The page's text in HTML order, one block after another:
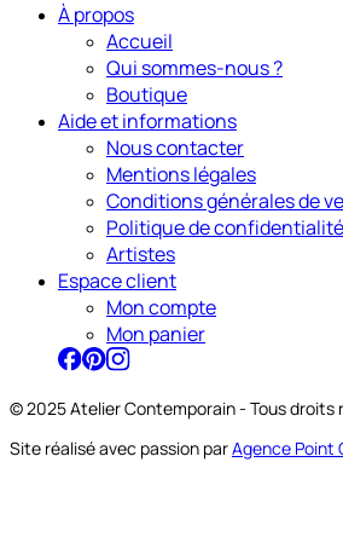
À propos
Accueil
Qui sommes-nous ?
Boutique
Aide et informations
Nous contacter
Mentions légales
Conditions générales de
Politique de confidentialité
Artistes
Espace client
Mon compte
Mon panier
© 2025 Atelier Contemporain - Tous droits
Site réalisé avec passion parAgence Point